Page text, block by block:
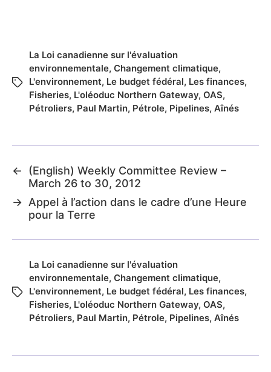
La Loi canadienne sur l'évaluation
environnementale, Changement climatique,
L'environnement, Le budget fédéral, Les finances,
Fisheries, L'oléoduc Northern Gateway, OAS,
Pétroliers, Paul Martin, Pétrole, Pipelines, Aînés
←
(English) Weekly Committee Review –
March 26 to 30, 2012
→ Appel à l’action dans le cadre d’une Heure
pour la Terre
La Loi canadienne sur l'évaluation
environnementale, Changement climatique,
L'environnement, Le budget fédéral, Les finances,
Fisheries, L'oléoduc Northern Gateway, OAS,
Pétroliers, Paul Martin, Pétrole, Pipelines, Aînés